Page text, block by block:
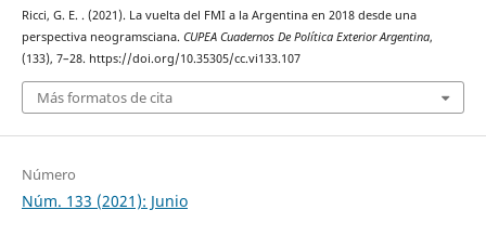
Ricci, G. E. . (2021). La vuelta del FMI a la Argentina en 2018 desde una
perspectiva neogramsciana. CUPEA Cuadernos De Política Exterior Argentina,
(133), 7–28. https://doi.org/10.35305/cc.vi133.107
Más formatos de cita
Número
Núm. 133 (2021): Junio